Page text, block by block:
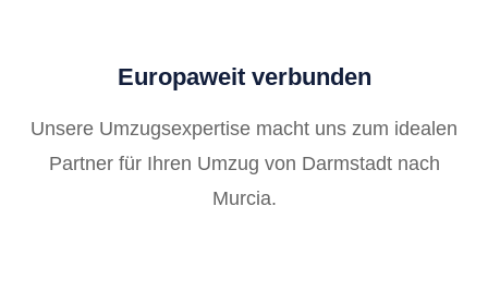
Europaweit verbunden
Unsere Umzugsexpertise macht uns zum idealen
Partner für Ihren Umzug von Darmstadt nach
Murcia.